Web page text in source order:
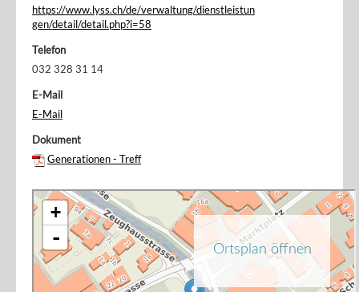
https://www.lyss.ch/de/verwaltung/dienstleistun
gen/detail/detail.php?i=58
Telefon
032 328 31 14
E-Mail
E-Mail
Dokument
Generationen - Treff